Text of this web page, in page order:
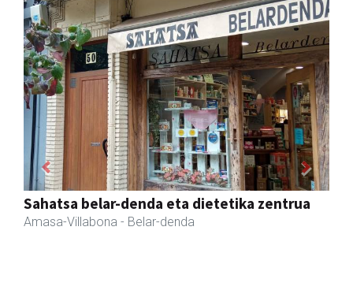
Amane
Amasa-Villabona
Previous Next